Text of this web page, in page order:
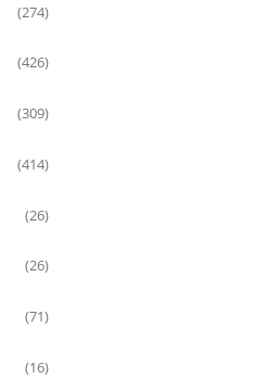
(274)
(426)
(309)
(414)
(26)
(26)
(71)
(16)